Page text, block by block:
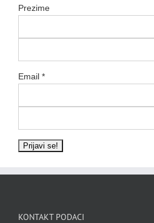
Prezime
Email *
KONTAKT PODACI